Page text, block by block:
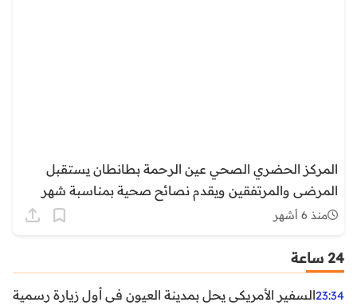
المركز الحضري الصحي عين الرحمة بطانطان يستقبل
المرضى والمرتفقين ويقدم نصائح صحية بمناسبة شهر
رمضان
منذ 6 أشهر
24 ساعة
23:34السفير الأمريكي يحل بمدينة العيون في أول زيارة رسمية